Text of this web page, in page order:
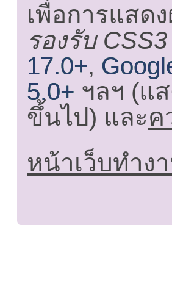
เพื่อการแสด
รองรับ CSS3
17.0+,
5.0+ ฯลฯ (แ
ขึ้นไป) และค
หน้าเว็บทำง